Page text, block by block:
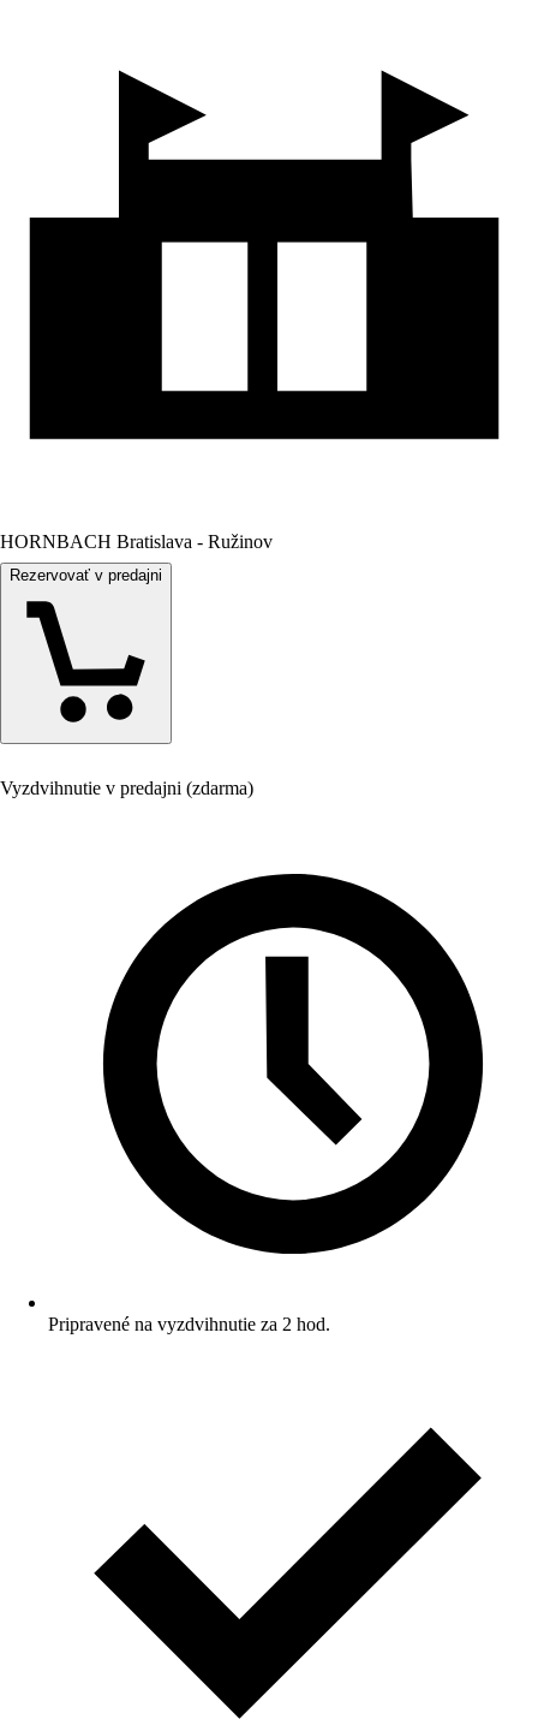
HORNBACH Bratislava - Ružinov
Rezervovať v predajni
Vyzdvihnutie v predajni (zdarma)
Pripravené na vyzdvihnutie za 2 hod.